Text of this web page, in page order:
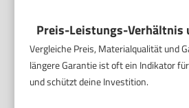
Preis-Leistungs-Verhältnis
Vergleiche Preis, Materialqualität und
längere Garantie ist oft ein Indikator
und schützt deine Investition.